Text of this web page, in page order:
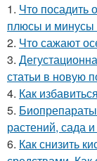
1. Что посадить
плюсы и минусы
2. Что сажают
3.
статьи в новую
4. Как
5.
растений, сада
6. Как снизить